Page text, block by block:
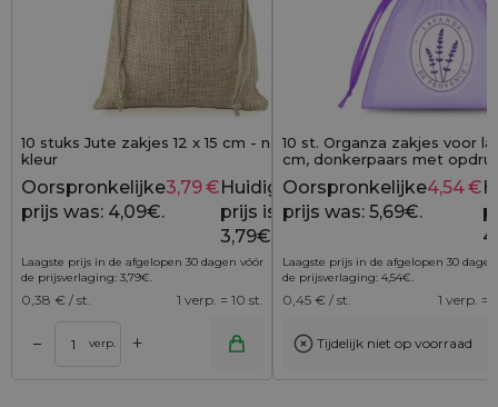
10 stuks Jute zakjes 12 x 15 cm - natuurlijke
kleur
4,09 €
Oorspronkelijke
prijs was: 4,09€.
3,79€Huidige
prijs is:
3,79€.
Laagste prijs in de afgelopen 30 dagen vóór
de prijsverlaging: 3,79€
0,38 € / st. 1 verp. = 10 st.
– verp. +
10 st. Organza zakjes voor
cm, donkerpaars met
Provence"
Oorspronkelijke
prijs was: 5,69€.
4,54€
Laagste prijs in de afgelopen 30
de prijsverlaging: 4,54€
0,45 € / st. 1 verp. =
Tijdelijk niet op voorraad
Toevoegen aan winkelwagen Toevoegen aan